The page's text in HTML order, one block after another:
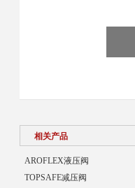
相关产品
AROFLEX液压阀
TOPSAFE减压阀